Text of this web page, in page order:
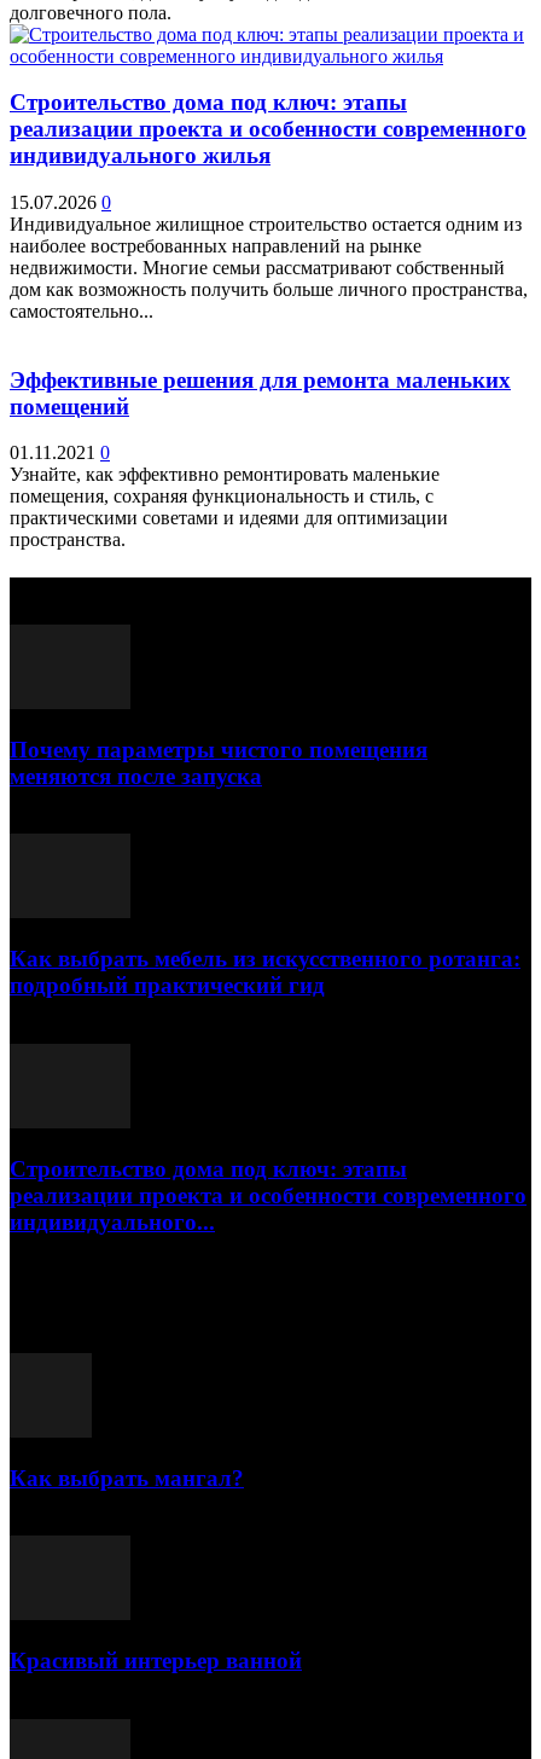
долговечного пола.
Строительство дома под ключ: этапы
реализации проекта и особенности современного
индивидуального жилья
15.07.2026 0
Индивидуальное жилищное строительство остается одним из
наиболее востребованных направлений на рынке
недвижимости. Многие семьи рассматривают собственный
дом как возможность получить больше личного пространства,
самостоятельно...
Эффективные решения для ремонта маленьких
помещений
01.11.2021 0
Узнайте, как эффективно ремонтировать маленькие
помещения, сохраняя функциональность и стиль, с
практическими советами и идеями для оптимизации
пространства.
Почему параметры чистого помещения
меняются после запуска
Как выбрать мебель из искусственного ротанга:
подробный практический гид
Строительство дома под ключ: этапы
реализации проекта и особенности современного
индивидуального...
Как выбрать мангал?
Красивый интерьер ванной